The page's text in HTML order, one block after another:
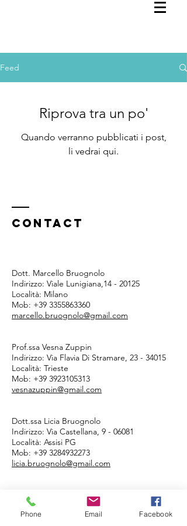
Feed
Riprova tra un po'
Quando verranno pubblicati i post,
li vedrai qui.
Contact
Dott. Marcello Bruognolo
Indirizzo: Viale Lunigiana,14 - 20125
Località: Milano
Mob: +39 3355863360
marcello.bruognolo@gmail.com
Prof.ssa Vesna Zuppin
Indirizzo: Via Flavia Di Stramare, 23 - 34015
Località: Trieste
Mob: +39 3923105313
vesnazuppin@gmail.com
Dott.ssa Licia Bruognolo
Indirizzo: Via Castellana, 9 - 06081
Località: Assisi PG
Mob: +39 3284932273
licia.bruognolo@gmail.com
Dott. Federico Luciani
Indirizzo: Via San Rocco,
Località: Udine
Phone Email Facebook